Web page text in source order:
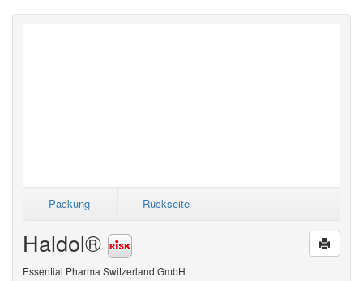
Packung Rückseite
Haldol®
Essential Pharma Switzerland GmbH